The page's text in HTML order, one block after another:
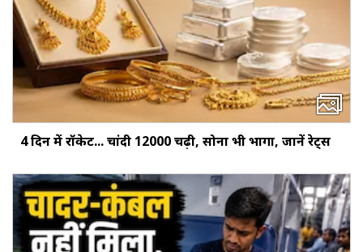
4 दिन में रॉकेट... चांदी ₹12000 चढ़ी, सोना भी भागा, जानें रेट्स